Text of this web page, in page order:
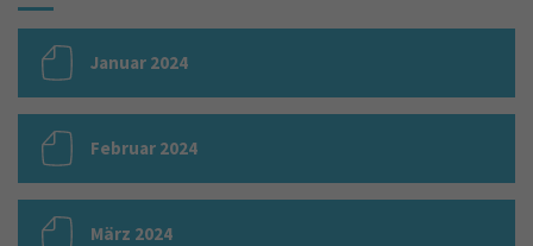
Januar 2024
Februar 2024
März 2024